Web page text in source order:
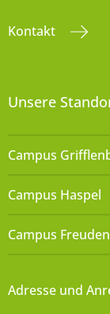
Kontakt
Unsere
Campus
Campus Haspel
Campus
Adresse und